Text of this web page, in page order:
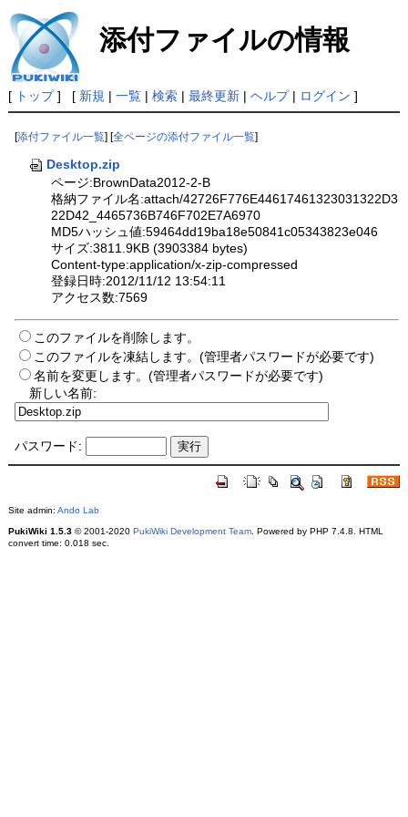
添付ファイルの情報
[ トップ] [ 新規 | 一覧| 検索| 最終更新| ヘルプ| ログイン ]
[添付ファイル一覧] [全ページの添付ファイル一覧]
Desktop.zip
ページ:BrownData2012-2-B
格納ファイル名:attach/42726F776E44617461323031322D3
22D42_4465736B746F702E7A6970
MD5ハッシュ値:59464dd19ba18e50841c05343823e046
サイズ:3811.9KB (3903384 bytes)
Content-type:application/x-zip-compressed
登録日時:2012/11/12 13:54:11
アクセス数:7569
このファイルを削除します。
このファイルを凍結します。(管理者パスワードが必要です)
名前を変更します。(管理者パスワードが必要です)
新しい名前:
パスワード:
Site admin: Ando Lab
PukiWiki 1.5.3© 2001-2020 PukiWiki Development Team. Powered by PHP 7.4.8. HTML
convert time: 0.018 sec.